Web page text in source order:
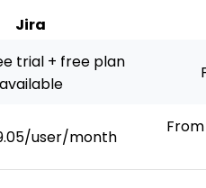
Jira
trial + free plan
available
user/month